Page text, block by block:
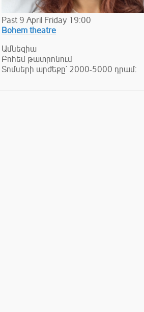
Past 9 April Friday 19:00
Bohem theatre
Ամնեզիա
Բոհեմ թատրոնում
Տոմսերի արժեքը` 2000-5000 դրամ: